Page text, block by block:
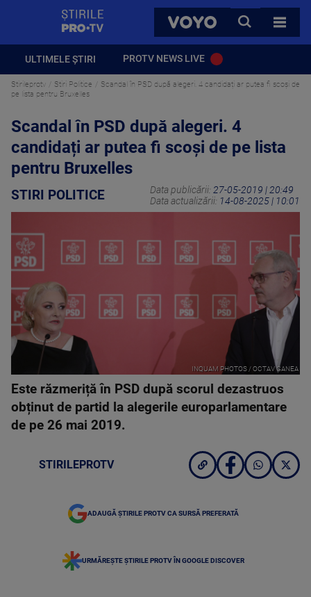
VOYO
CAUTA
TOATE
ULTIMELE ȘTIRI PROTV NEWS LIVE
Stirileprotv Stiri Politice
Scandal în PSD după alegeri. 4 candidați ar putea fi scoși de
pe lista pentru Bruxelles
Scandal în PSD după alegeri. 4
candidați ar putea fi scoși de pe lista
pentru Bruxelles
STIRI POLITICE Data publicării: 27-05-2019 | 20:49
Data actualizării: 14-08-2025 | 10:01
INQUAM PHOTOS / OCTAV GANEA
Este răzmeriță în PSD după scorul dezastruos
obținut de partid la alegerile europarlamentare
de pe 26 mai 2019.
STIRILEPROTV
ADAUGĂ ȘTIRILE PROTV CA SURSĂ PREFERATĂ
URMĂREȘTE ȘTIRILE PROTV ÎN GOOGLE DISCOVER